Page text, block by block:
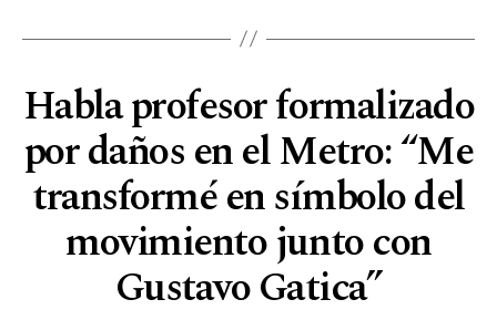
Habla profesor formalizado
por daños en el Metro: “Me
transformé en símbolo del
movimiento junto con
Gustavo Gatica”